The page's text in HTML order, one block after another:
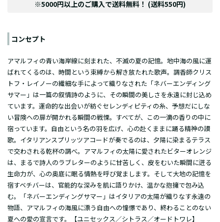
※5000円以上のご購入で送料無料！ (送料550円)
コンセプト
アマルフィの青い海岸線に刻まれた、不滅の夏の記憶。地中海の風に運
ばれてくるのは、時間という束縛から解き放たれた歌声。調香師クリス
トフ・レイノーの繊細な手によって織りなされた「ネバーエンディング
サマー」は一篇の叙情詩のように、その瞬間の美しさを永遠に封じ込め
ています。運命的な出会いが紡ぐセレンディピティの糸、予想だにしな
い冒険への扉が開かれる瞬間の戦慄。すべてが、この一滴の香りの中に
宿っています。自由という名の羽を広げ、心の赴くままに踊る精神の讃
歌。イタリアンスプリッツアコードが奏でるのは、夕陽に染まるテラス
で交わされる乾杯の調べ。アマルフィの太陽に愛されたビターオレンジ
は、まるで詩人のラブレターのように甘苦しく、皮をむいた瞬間に迸る
生命力が、心の奥底に眠る情熱を呼び覚まします。そして大地の記憶を
宿すベチバーは、官能的な深みを肌に語りかけ、温かな抱擁で包み込
む。「ネバーエンディングサマー」はイタリアの太陽が織りなす永遠の
物語、アマルフィの海風に漂う自由への憧憬であり、終わることのない
夏への愛の宣言です。
【ユニセックス／シトラス／オードトワレ】